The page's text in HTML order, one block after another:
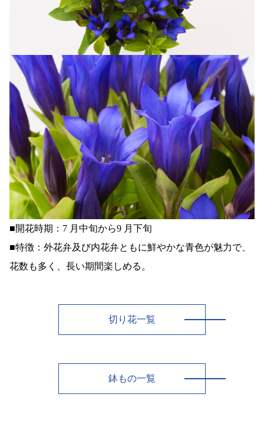
■開花時期：7 月中旬から9 月下旬
■特徴：外花弁及び内花弁ともに鮮やかな青色が魅力で、
花数も多く、長い期間楽しめる。
切り花一覧
鉢もの一覧